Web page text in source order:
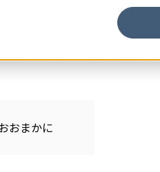
おまかに